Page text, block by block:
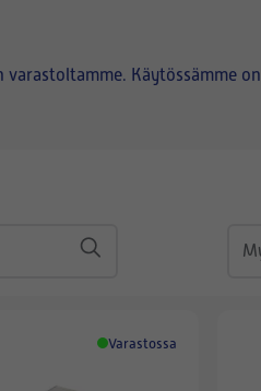
Käytössämme
Varastossa